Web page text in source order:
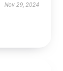
Nov 29, 2024